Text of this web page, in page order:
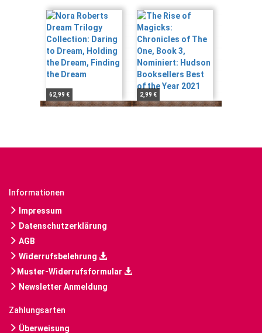
62,99 € 2,99 €
Informationen
Impressum
Datenschutzerklärung
AGB
Widerrufsbelehrung
Muster-Widerrufsformular
Newsletter Anmeldung
Zahlungsarten
Überweisung